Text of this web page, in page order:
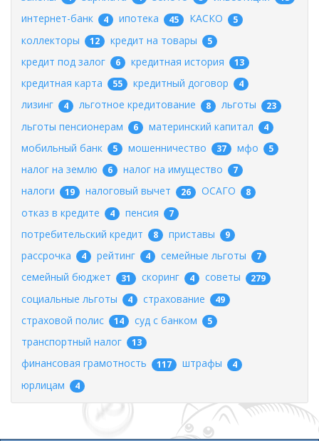
интернет-банк 4 ипотека 45 КАСКО 5
коллекторы 12 кредит на товары 5
кредит под залог 6 кредитная история 13
кредитная карта 55 кредитный договор 4
лизинг 4 льготное кредитование 8 льготы 23
льготы пенсионерам 6 материнский капитал 4
мобильный банк 5 мошенничество 37 мфо 5
налог на землю 6 налог на имущество 7
налоги 19 налоговый вычет 26 ОСАГО 8
отказ в кредите 4 пенсия 7
потребительский кредит 8 приставы 9
рассрочка 4 рейтинг 4 семейные льготы 7
семейный бюджет 31 скоринг 4 советы 279
социальные льготы 4 страхование 49
страховой полис 14 суд с банком 5
транспортный налог 13
финансовая грамотность 117 штрафы 4
юрлицам 4